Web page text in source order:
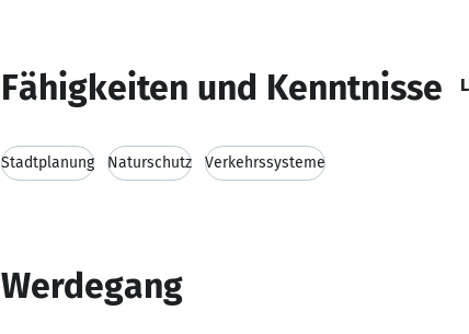
Fähigkeiten und Kenntnisse
Stadtplanung Naturschutz Verkehrssysteme
Werdegang